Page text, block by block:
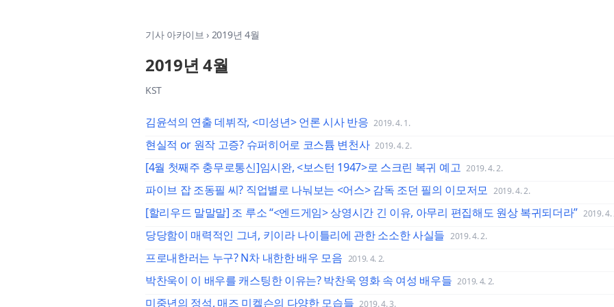
기사 아카이브 › 2019년 4월
2019년 4월
KST
김윤석의 연출 데뷔작, <미성년> 언론 시사 반응 2019. 4. 1.
현실적 or 원작 고증? 슈퍼히어로 코스튬 변천사 2019. 4. 2.
[4월 첫째주 충무로통신]임시완, <보스턴 1947>로 스크린 복귀 예고 2019. 4. 2.
파이브 잡 조동필 씨? 직업별로 나눠보는 <어스> 감독 조던 필의 이모저모 2019. 4. 2.
[할리우드 말말말] 조 루소 “<엔드게임> 상영시간 긴 이유, 아무리 편집해도 원상 복귀되더라” 2019. 4.
당당함이 매력적인 그녀, 키이라 나이틀리에 관한 소소한 사실들 2019. 4. 2.
프로내한러는 누구? N차 내한한 배우 모음 2019. 4. 2.
박찬욱이 이 배우를 캐스팅한 이유는? 박찬욱 영화 속 여성 배우들 2019. 4. 2.
미중년의 정석, 매즈 미켈슨의 다양한 모습들 2019. 4. 3.